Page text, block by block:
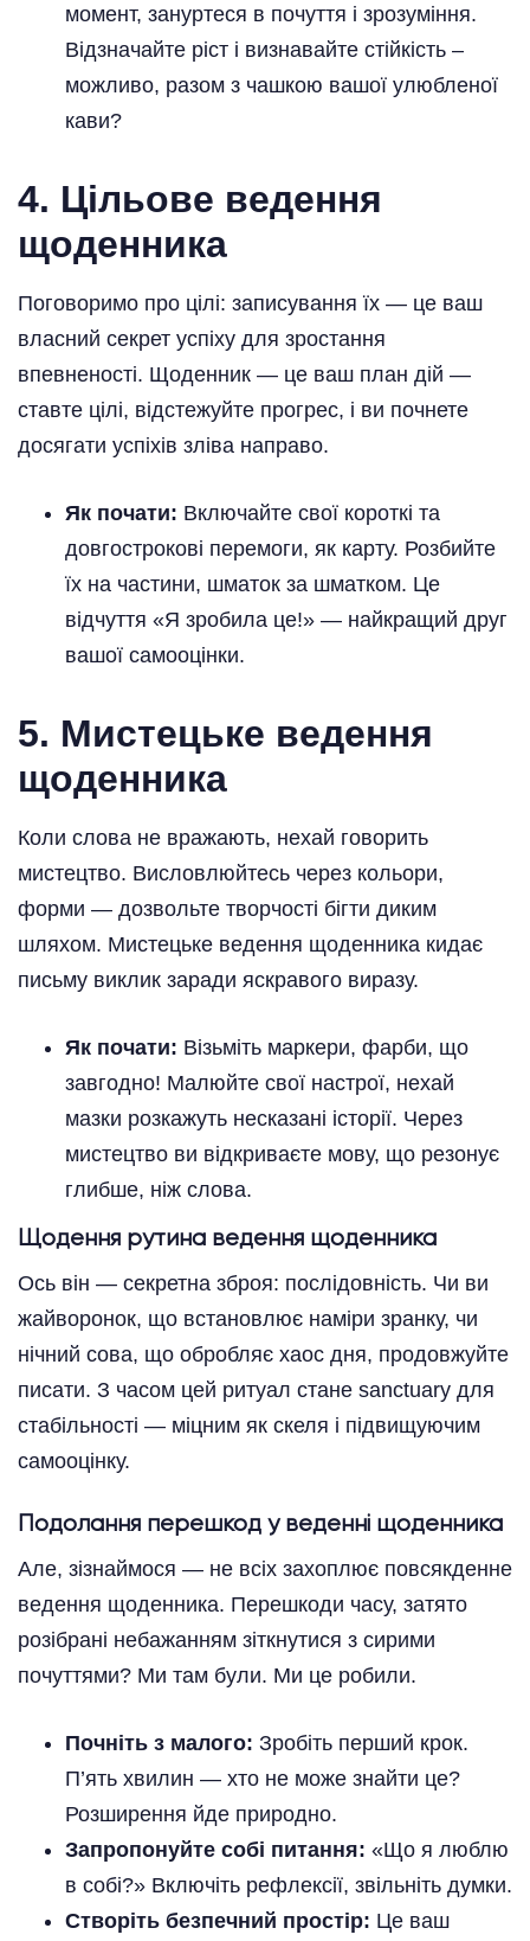
момент, зануртеся в почуття і зрозуміння.
Відзначайте ріст і визнавайте стійкість –
можливо, разом з чашкою вашої улюбленої
кави?
4. Цільове ведення
щоденника
Поговоримо про цілі: записування їх — це ваш
власний секрет успіху для зростання
впевненості. Щоденник — це ваш план дій —
ставте цілі, відстежуйте прогрес, і ви почнете
досягати успіхів зліва направо.
Як почати: Включайте свої короткі та
довгострокові перемоги, як карту. Розбийте
їх на частини, шматок за шматком. Це
відчуття «Я зробила це!» — найкращий друг
вашої самооцінки.
5. Мистецьке ведення
щоденника
Коли слова не вражають, нехай говорить
мистецтво. Висловлюйтесь через кольори,
форми — дозвольте творчості бігти диким
шляхом. Мистецьке ведення щоденника кидає
письму виклик заради яскравого виразу.
Як почати: Візьміть маркери, фарби, що
завгодно! Малюйте свої настрої, нехай
мазки розкажуть несказані історії. Через
мистецтво ви відкриваєте мову, що резонує
глибше, ніж слова.
Щодення рутина ведення щоденника
Ось він — секретна зброя: послідовність. Чи ви
жайворонок, що встановлює наміри зранку, чи
нічний сова, що обробляє хаос дня, продовжуйте
писати. З часом цей ритуал стане sanctuary для
стабільності — міцним як скеля і підвищуючим
самооцінку.
Подолання перешкод у веденні щоденника
Але, зізнаймося — не всіх захоплює повсякденне
ведення щоденника. Перешкоди часу, затято
розібрані небажанням зіткнутися з сирими
почуттями? Ми там були. Ми це робили.
Почніть з малого: Зробіть перший крок.
П’ять хвилин — хто не може знайти це?
Розширення йде природно.
Запропонуйте собі питання: «Що я люблю
в собі?» Включіть рефлексії, звільніть думки.
Створіть безпечний простір: Це ваш